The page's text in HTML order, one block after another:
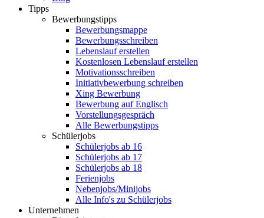
Tipps
Bewerbungstipps
Bewerbungsmappe
Bewerbungsschreiben
Lebenslauf erstellen
Kostenlosen Lebenslauf erstellen
Motivationsschreiben
Initiativbewerbung schreiben
Xing Bewerbung
Bewerbung auf Englisch
Vorstellungsgespräch
Alle Bewerbungstipps
Schülerjobs
Schülerjobs ab 16
Schülerjobs ab 17
Schülerjobs ab 18
Ferienjobs
Nebenjobs/Minijobs
Alle Info's zu Schülerjobs
Unternehmen